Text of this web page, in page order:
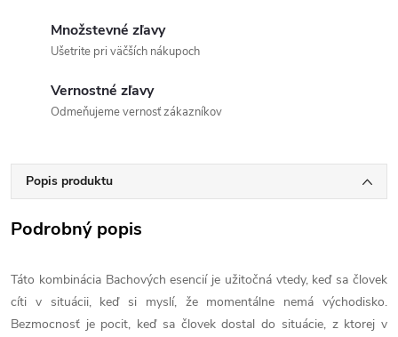
Množstevné zľavy
Ušetrite pri väčších nákupoch
Vernostné zľavy
Odmeňujeme vernosť zákazníkov
Popis produktu
Podrobný popis
Táto kombinácia Bachových esencií je užitočná vtedy, keď sa človek
cíti v situácii, keď si myslí, že momentálne nemá východisko.
Bezmocnosť je pocit, keď sa človek dostal do situácie, z ktorej v